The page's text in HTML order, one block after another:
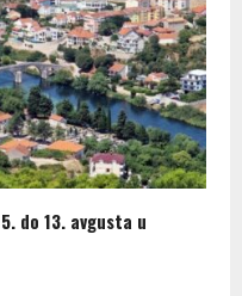
do 13. avgusta u